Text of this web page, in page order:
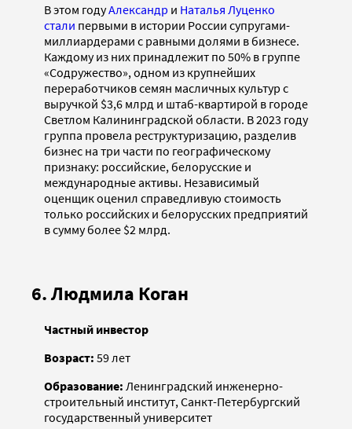
В этом годуАлександр и Наталья Луценко
стали первыми в истории России супругами-
миллиардерами с равными долями в бизнесе.
Каждому из них принадлежит по 50% в группе
«Содружество», одном из крупнейших
переработчиков семян масличных культур с
выручкой $3,6 млрд и штаб-квартирой в городе
Светлом Калининградской области. В 2023 году
группа провела реструктуризацию, разделив
бизнес на три части по географическому
признаку: российские, белорусские и
международные активы. Независимый
оценщик оценил справедливую стоимость
только российских и белорусских предприятий
в сумму более $2 млрд.
6. Людмила Коган
Частный инвестор
Возраст: 59 лет
Образование: Ленинградский инженерно-
строительный институт, Санкт-Петербургский
государственный университет